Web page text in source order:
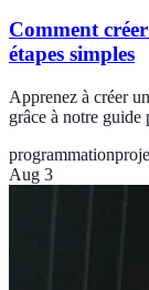
Comment
étapes simples
Apprenez à créer
grâce à notre guide
programmation
Aug 3